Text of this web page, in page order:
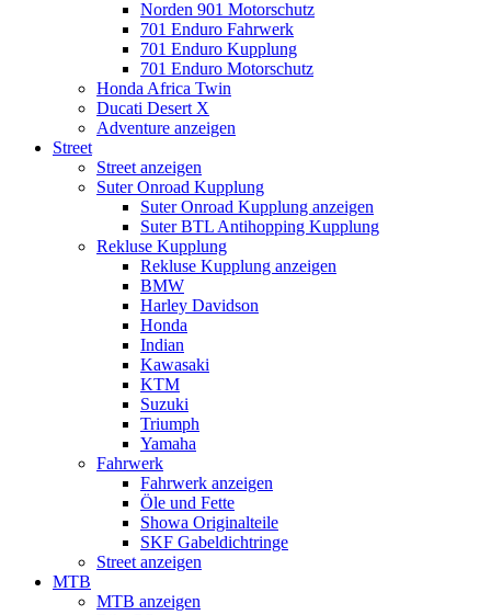
Norden 901 Motorschutz
701 Enduro Fahrwerk
701 Enduro Kupplung
701 Enduro Motorschutz
Honda Africa Twin
Ducati Desert X
Adventure anzeigen
Street
Street anzeigen
Suter Onroad Kupplung
Suter Onroad Kupplung anzeigen
Suter BTL Antihopping Kupplung
Rekluse Kupplung
Rekluse Kupplung anzeigen
BMW
Harley Davidson
Honda
Indian
Kawasaki
KTM
Suzuki
Triumph
Yamaha
Fahrwerk
Fahrwerk anzeigen
Öle und Fette
Showa Originalteile
SKF Gabeldichtringe
Street anzeigen
MTB
MTB anzeigen